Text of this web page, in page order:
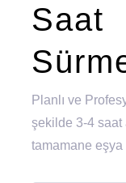
Saat
Planlı ve
şekilde 3-4 saat
tamamane eşya